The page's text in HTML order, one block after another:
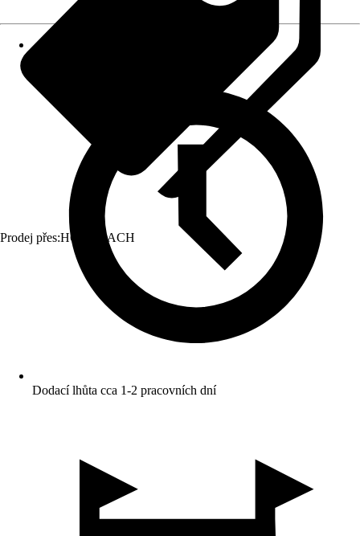
Prodej přes:HORNBACH
Dodací lhůta cca 1-2 pracovních dní